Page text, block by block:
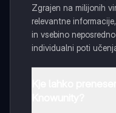
Zgrajen na milijonih
relevantne
in vsebino
individualni poti